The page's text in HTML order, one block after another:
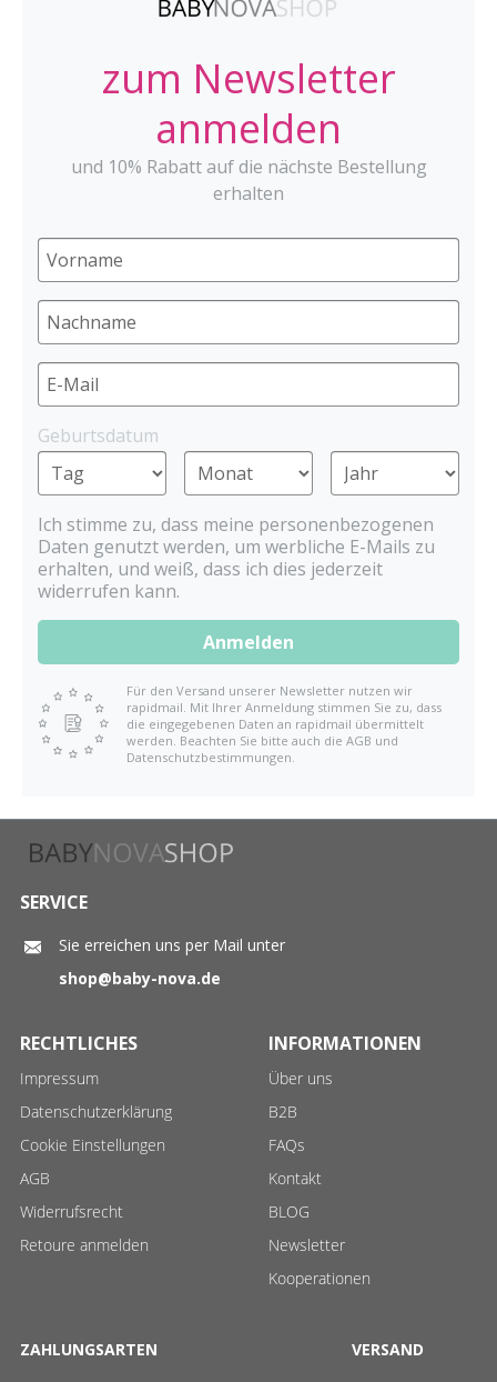
zum Newsletter
anmelden
und 10% Rabatt auf die nächste Bestellung
erhalten
Geburtsdatum
Ich stimme zu, dass meine personenbezogenen
Daten genutzt werden, um werbliche E-Mails zu
erhalten, und weiß, dass ich dies jederzeit
widerrufen kann.
Anmelden
Für den Versand unserer Newsletter nutzen wir
rapidmail. Mit Ihrer Anmeldung stimmen Sie zu, dass
die eingegebenen Daten an rapidmail übermittelt
werden. Beachten Sie bitte auch die AGB und
Datenschutzbestimmungen.
SERVICE
Sie erreichen uns per Mail unter
shop@baby-nova.de
RECHTLICHES
Impressum
Datenschutzerklärung
Cookie Einstellungen
AGB
Widerrufsrecht
Retoure anmelden
INFORMATIONEN
Über uns
B2B
FAQs
Kontakt
BLOG
Newsletter
Kooperationen
ZAHLUNGSARTEN VERSAND